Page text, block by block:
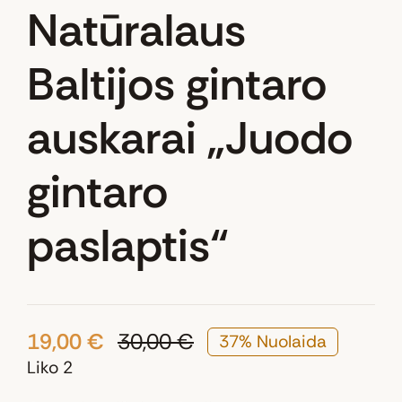
Natūralaus
Baltijos gintaro
auskarai „Juodo
gintaro
paslaptis“
30,00€Original
19,00€
Current
37% Nuolaida
Liko 2